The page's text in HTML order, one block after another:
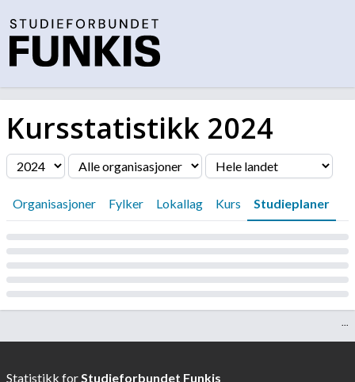
Kursstatistikk 2024
Filter
Organisasjoner Fylker Lokallag Kurs Studieplaner
Statistikk for Studieforbundet Funkis